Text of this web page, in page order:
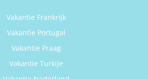
Vakantie Frankrijk
Vakantie Portugal
Vakantie Praag
Vakantie Turkije